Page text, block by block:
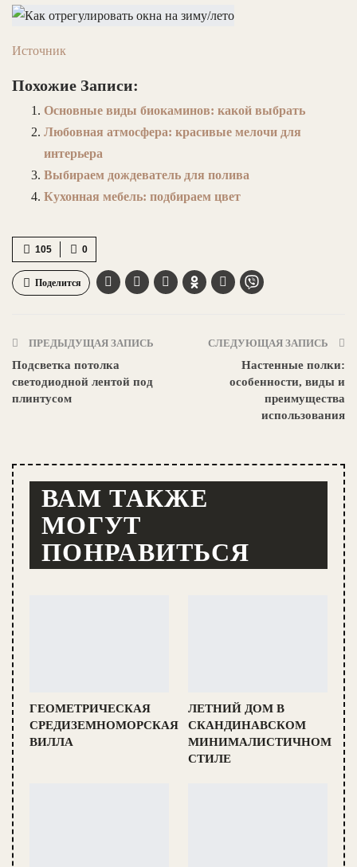
Источник
Похожие Записи:
Основные виды биокаминов: какой выбрать
Любовная атмосфера: красивые мелочи для
интерьера
Выбираем дождеватель для полива
Кухонная мебель: подбираем цвет
0
105
Поделится
ПРЕДЫДУЩАЯ ЗАПИСЬ
Подсветка потолка
светодиодной лентой под
плинтусом
СЛЕДУЮЩАЯ ЗАПИСЬ
Настенные полки:
особенности, виды и
преимущества
использования
ВАМ ТАКЖЕ
МОГУТ
ПОНРАВИТЬСЯ
ГЕОМЕТРИЧЕСКАЯ
СРЕДИЗЕМНОМОРСКАЯ
ВИЛЛА
ЛЕТНИЙ ДОМ В
СКАНДИНАВСКОМ
МИНИМАЛИСТИЧНОМ
СТИЛЕ